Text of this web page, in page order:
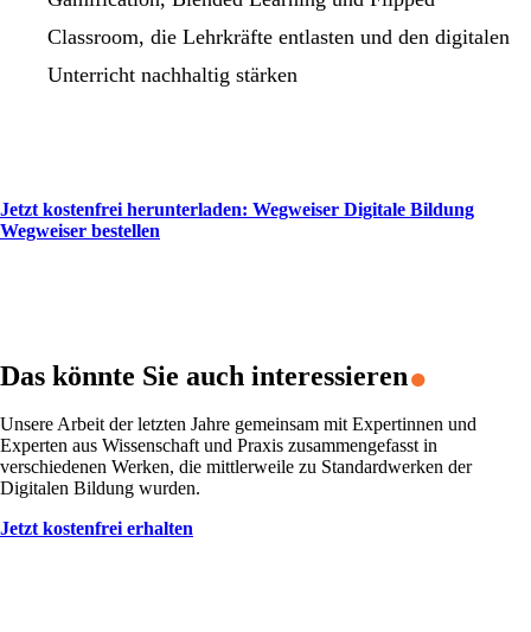
Classroom, die Lehrkräfte entlasten und den digitalen
Unterricht nachhaltig stärken
Jetzt kostenfrei herunterladen: Wegweiser Digitale Bildung
Wegweiser bestellen
Das könnte Sie auch interessieren.
Unsere Arbeit der letzten Jahre gemeinsam mit Expertinnen und
Experten aus Wissenschaft und Praxis zusammengefasst in
verschiedenen Werken, die mittlerweile zu Standardwerken der
Digitalen Bildung wurden.
Jetzt kostenfrei erhalten